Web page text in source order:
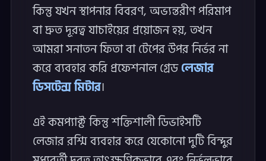
কিন্তু যখন স্থাপনার বিবরণ, অভ্যন্তরীণ পরিমাপ
বা দ্রুত দূরত্ব যাচাইয়ের প্রয়োজন হয়, তখন
আমরা সনাতন ফিতা বা টেপের উপর নির্ভর না
করে ব্যবহার করি প্রফেশনাল গ্রেডলেজার
ডিসটেন্স মিটার।
এই কমপ্যাক্ট কিন্তু শক্তিশালী ডিভাইসটি
লেজার রশ্মি ব্যবহার করে যেকোনো দুটি বিন্দুর